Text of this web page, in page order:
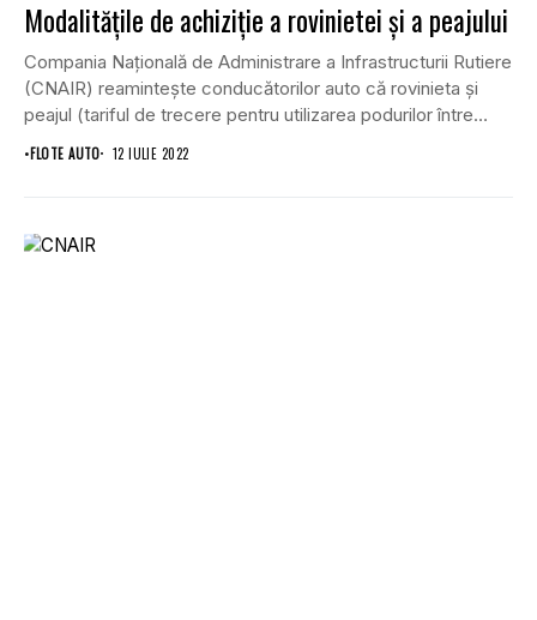
Modalitățile de achiziție a rovinietei și a peajului
Compania Națională de Administrare a Infrastructurii Rutiere
(CNAIR) reamintește conducătorilor auto că rovinieta și
peajul (tariful de trecere pentru utilizarea podurilor între
Fetești...
•FLOTE AUTO 12 IULIE 2022